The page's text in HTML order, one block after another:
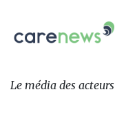
sur:
Le
des
Le média des acteurs